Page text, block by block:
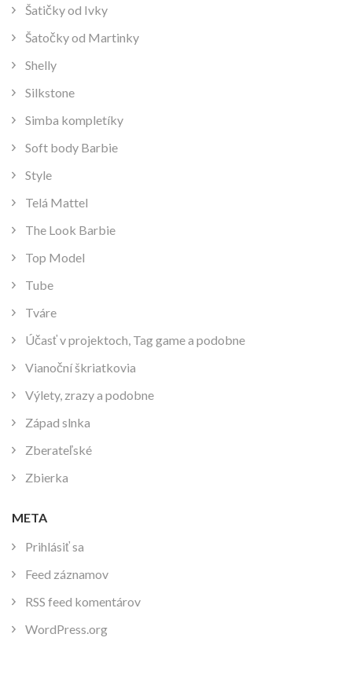
Šatičky od Ivky
Šatočky od Martinky
Shelly
Silkstone
Simba kompletíky
Soft body Barbie
Style
Telá Mattel
The Look Barbie
Top Model
Tube
Tváre
Účasť v projektoch, Tag game a podobne
Vianoční škriatkovia
Výlety, zrazy a podobne
Západ slnka
Zberateľské
Zbierka
META
Prihlásiť sa
Feed záznamov
RSS feed komentárov
WordPress.org